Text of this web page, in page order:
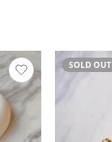
SOLD OUT